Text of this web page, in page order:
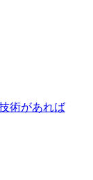
術があれば